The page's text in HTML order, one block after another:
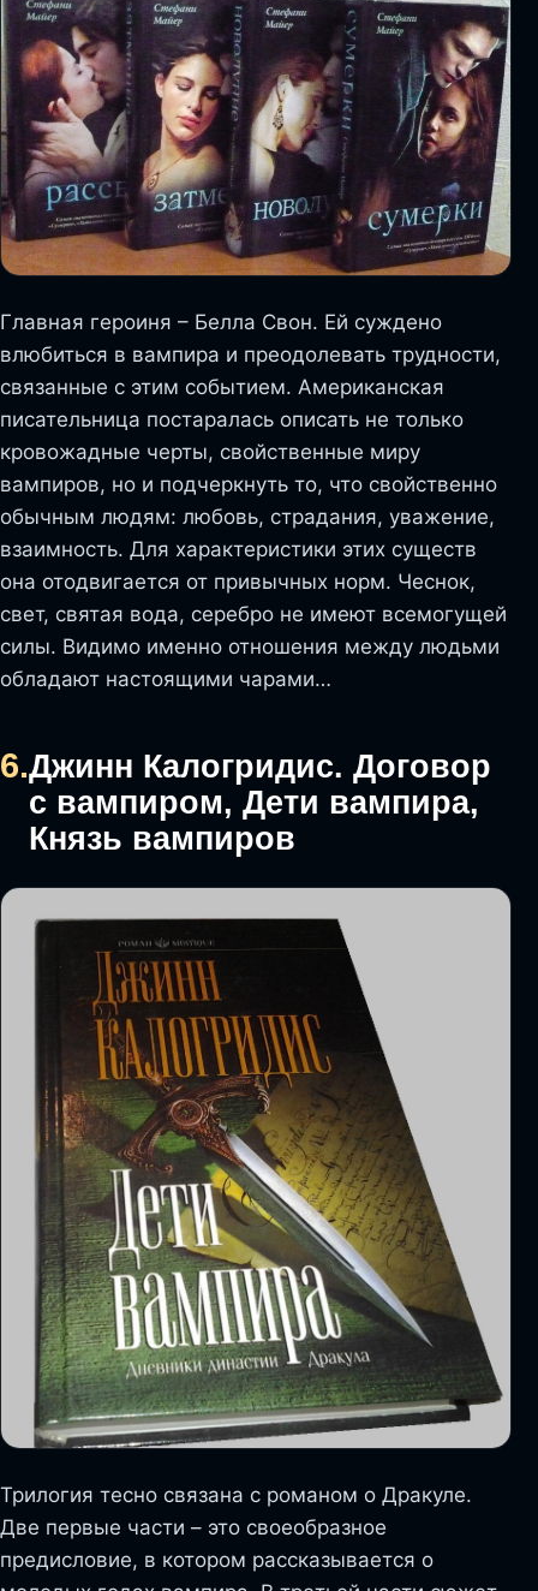
Главная героиня – Белла Свон. Ей суждено
влюбиться в вампира и преодолевать трудности,
связанные с этим событием. Американская
писательница постаралась описать не только
кровожадные черты, свойственные миру
вампиров, но и подчеркнуть то, что свойственно
обычным людям: любовь, страдания, уважение,
взаимность. Для характеристики этих существ
она отодвигается от привычных норм. Чеснок,
свет, святая вода, серебро не имеют всемогущей
силы. Видимо именно отношения между людьми
обладают настоящими чарами…
6.Джинн Калогридис. Договор
с вампиром, Дети вампира,
Князь вампиров
Трилогия тесно связана с романом о Дракуле.
Две первые части – это своеобразное
предисловие, в котором рассказывается о